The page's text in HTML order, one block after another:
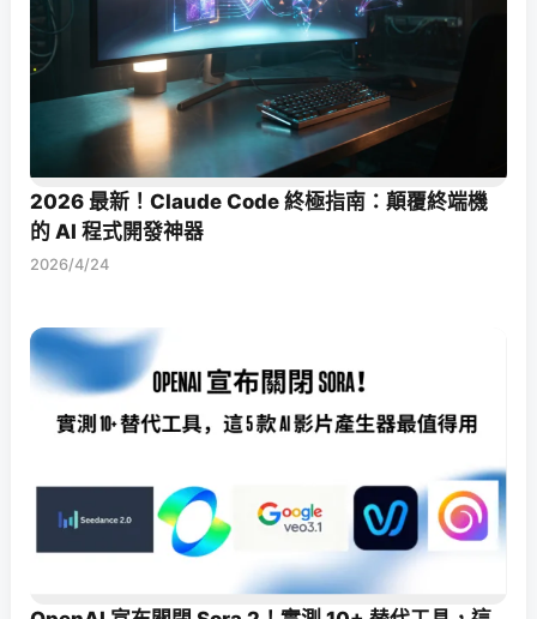
2026 最新！Claude Code 終極指南：顛覆終端機
的 AI 程式開發神器
2026/4/24